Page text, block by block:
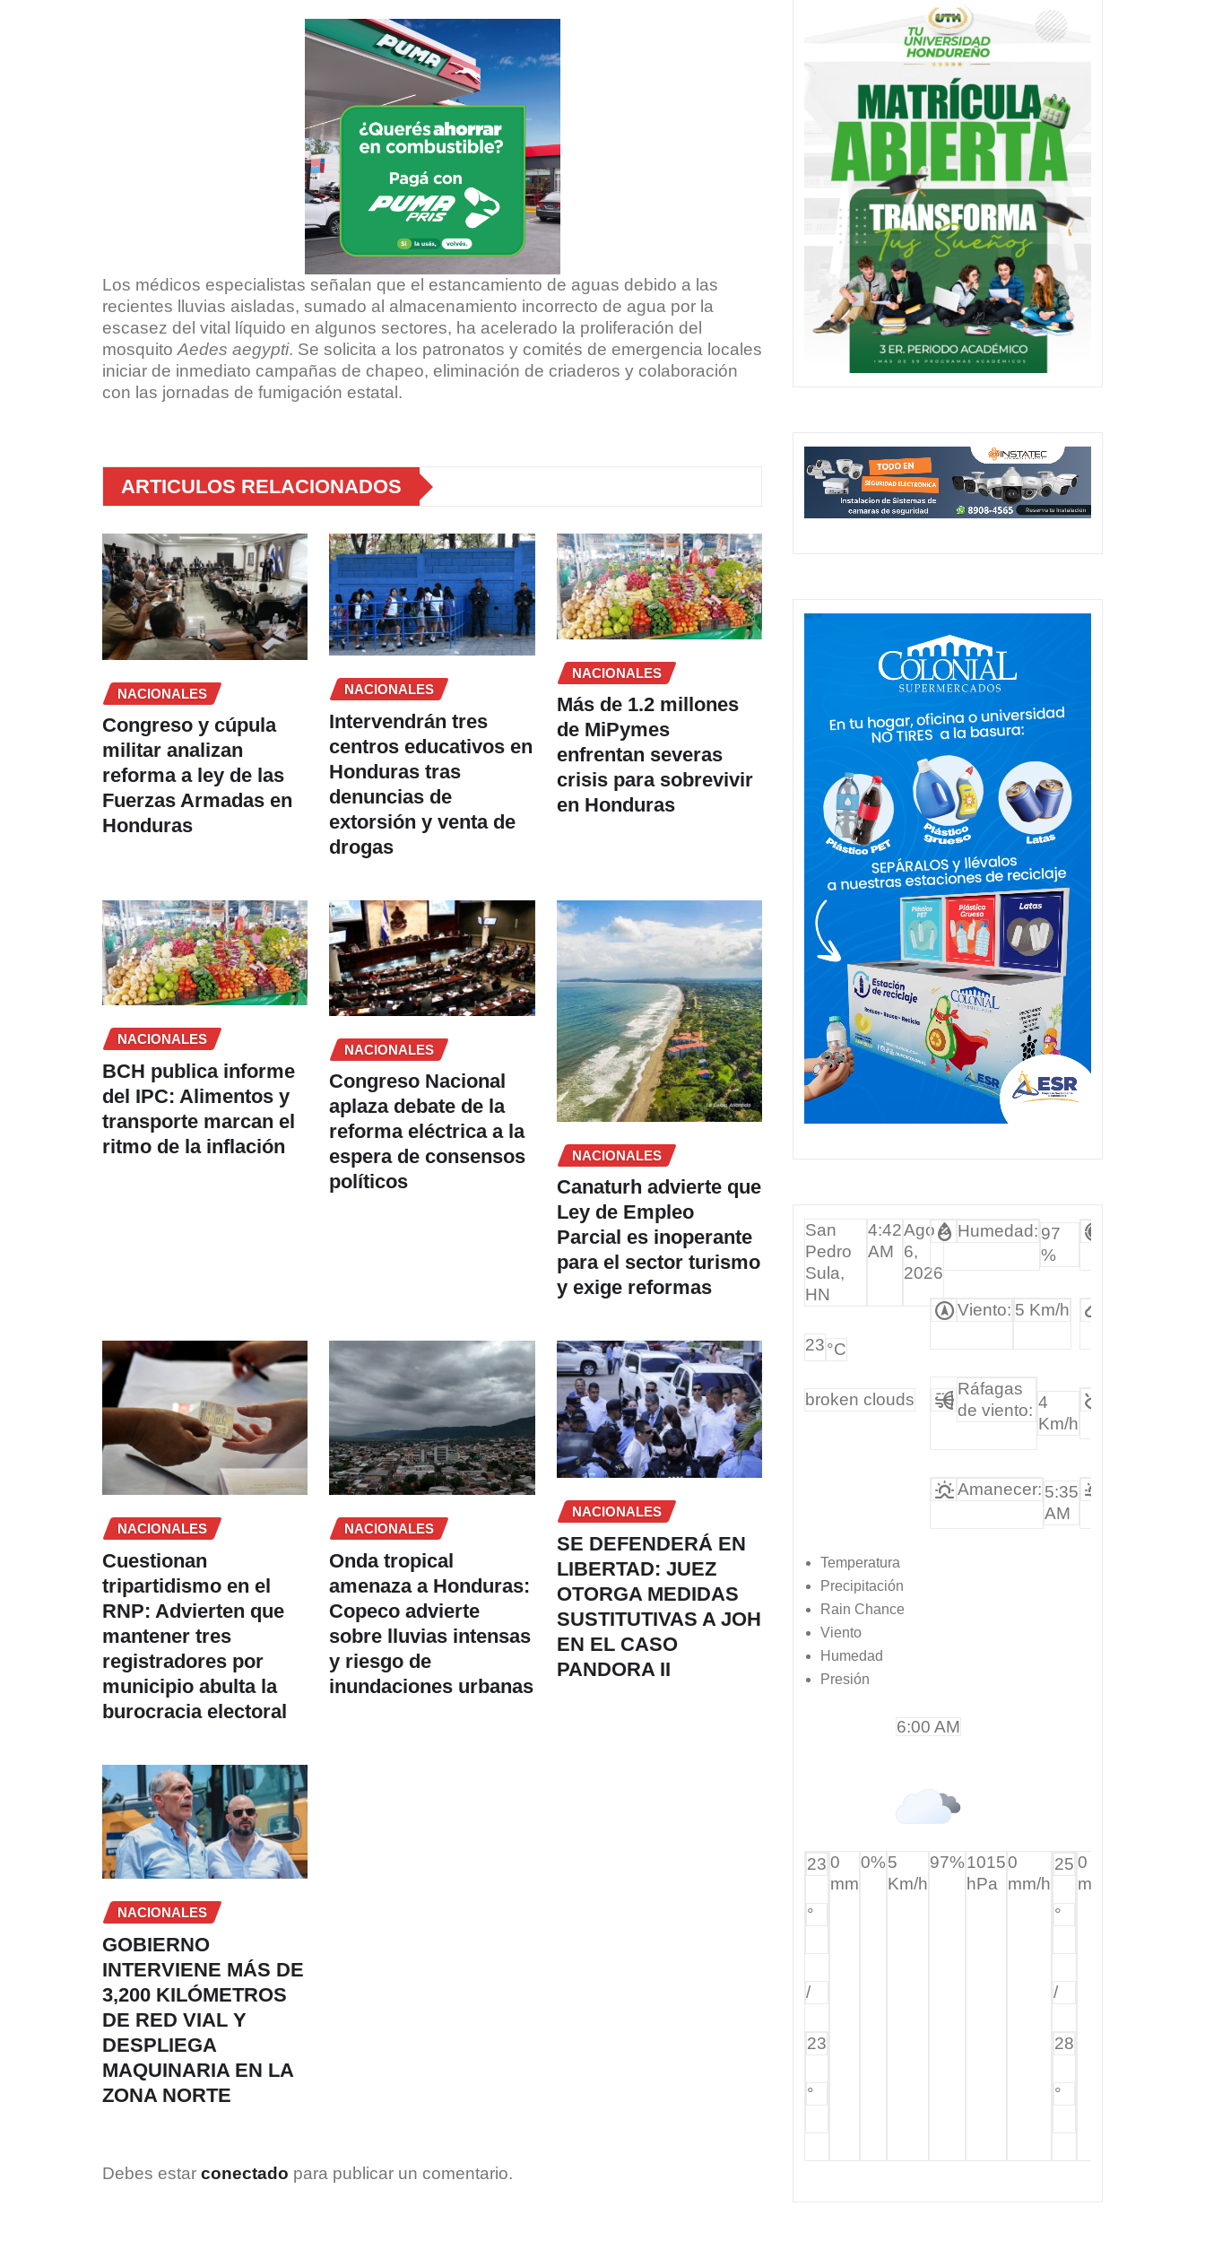
Los médicos especialistas señalan que el estancamiento de aguas debido a las
recientes lluvias aisladas, sumado al almacenamiento incorrecto de agua por la
escasez del vital líquido en algunos sectores, ha acelerado la proliferación del
mosquitoAedes aegypti. Se solicita a los patronatos y comités de emergencia locales
iniciar de inmediato campañas de chapeo, eliminación de criaderos y colaboración
con las jornadas de fumigación estatal.
ARTICULOS RELACIONADOS
NACIONALES
Congreso y cúpula
militar analizan
reforma a ley de las
Fuerzas Armadas en
Honduras
NACIONALES
Intervendrán tres
centros educativos en
Honduras tras
denuncias de
extorsión y venta de
drogas
NACIONALES
Más de 1.2 millones
de MiPymes
enfrentan severas
crisis para sobrevivir
en Honduras
NACIONALES
BCH publica informe
del IPC: Alimentos y
transporte marcan el
ritmo de la inflación
NACIONALES
Congreso Nacional
aplaza debate de la
reforma eléctrica a la
espera de consensos
políticos
NACIONALES
Canaturh advierte que
Ley de Empleo
Parcial es inoperante
para el sector turismo
y exige reformas
NACIONALES
Cuestionan
tripartidismo en el
RNP: Advierten que
mantener tres
registradores por
municipio abulta la
burocracia electoral
NACIONALES
Onda tropical
amenaza a Honduras:
Copeco advierte
sobre lluvias intensas
y riesgo de
inundaciones urbanas
NACIONALES
SE DEFENDERÁ EN
LIBERTAD: JUEZ
OTORGA MEDIDAS
SUSTITUTIVAS A JOH
EN EL CASO
PANDORA II
NACIONALES
GOBIERNO
INTERVIENE MÁS DE
3,200 KILÓMETROS
DE RED VIAL Y
DESPLIEGA
MAQUINARIA EN LA
ZONA NORTE
Debes estar conectado para publicar un comentario.
San
Pedro
Sula,
HN
4:42
AM
Ago
6,
2026
23°C
broken clouds
Humedad: 97
%
Viento: 5 Km/h
Ráfagas
de viento: 4
Km/h
Amanecer: 5:35
AM
Temperatura
Precipitación
Rain Chance
Viento
Humedad
Presión
6:00 AM
23
°
/
23
°
0
mm
0%5
Km/h
97%1015
hPa
0
mm/h
25
°
/
28
°
0
mm